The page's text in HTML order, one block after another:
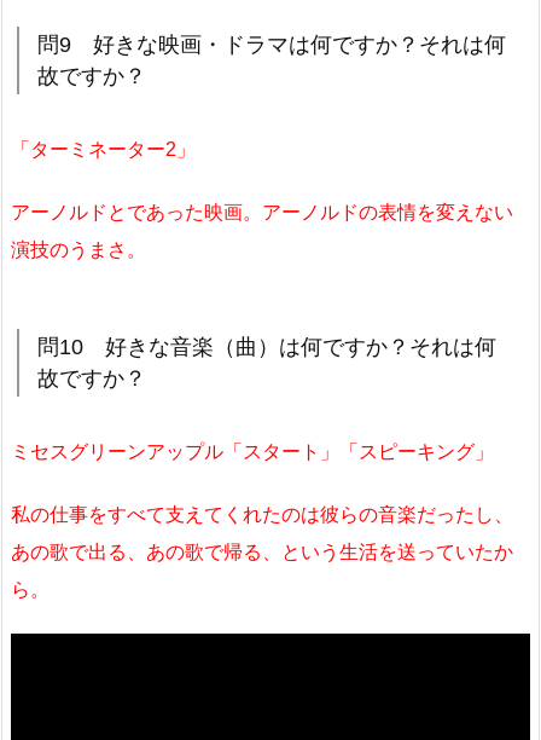
問9 好きな映画・ドラマは何ですか？それは何
故ですか？
「ターミネーター2」
アーノルドとであった映画。アーノルドの表情を変えない
演技のうまさ。
問10 好きな音楽（曲）は何ですか？それは何
故ですか？
ミセスグリーンアップル「スタート」「スピーキング」
私の仕事をすべて支えてくれたのは彼らの音楽だったし、
あの歌で出る、あの歌で帰る、という生活を送っていたか
ら。